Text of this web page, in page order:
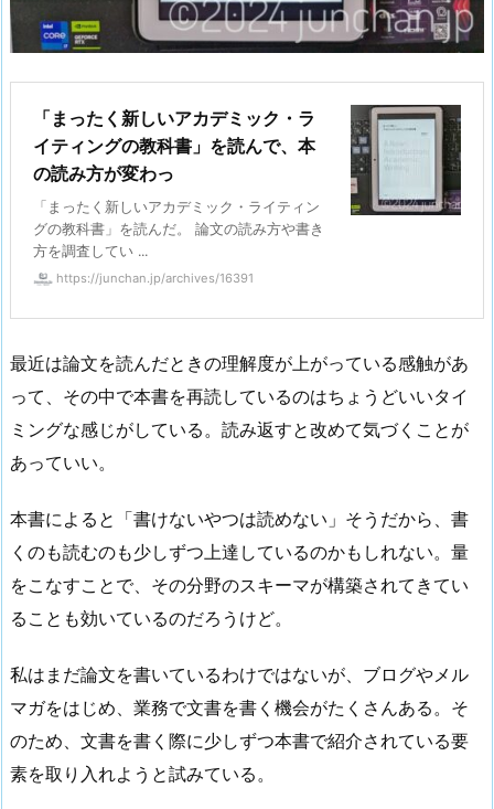
「まったく新しいアカデミック・ラ
イティングの教科書」を読んで、本
の読み方が変わっ
「まったく新しいアカデミック・ライティン
グの教科書」を読んだ。 論文の読み方や書き
方を調査してい ...
https://junchan.jp/archives/16391
最近は論文を読んだときの理解度が上がっている感触があ
って、その中で本書を再読しているのはちょうどいいタイ
ミングな感じがしている。読み返すと改めて気づくことが
あっていい。
本書によると「書けないやつは読めない」そうだから、書
くのも読むのも少しずつ上達しているのかもしれない。量
をこなすことで、その分野のスキーマが構築されてきてい
ることも効いているのだろうけど。
私はまだ論文を書いているわけではないが、ブログやメル
マガをはじめ、業務で文書を書く機会がたくさんある。そ
のため、文書を書く際に少しずつ本書で紹介されている要
素を取り入れようと試みている。